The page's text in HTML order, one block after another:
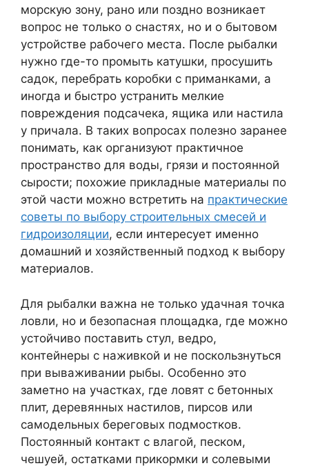
морскую зону, рано или поздно возникает
вопрос не только о снастях, но и о бытовом
устройстве рабочего места. После рыбалки
нужно где-то промыть катушки, просушить
садок, перебрать коробки с приманками, а
иногда и быстро устранить мелкие
повреждения подсачека, ящика или настила
у причала. В таких вопросах полезно заранее
понимать, как организуют практичное
пространство для воды, грязи и постоянной
сырости; похожие прикладные материалы по
этой части можно встретить на практические
советы по выбору строительных смесей и
гидроизоляции, если интересует именно
домашний и хозяйственный подход к выбору
материалов.
Для рыбалки важна не только удачная точка
ловли, но и безопасная площадка, где можно
устойчиво поставить стул, ведро,
контейнеры с наживкой и не поскользнуться
при вываживании рыбы. Особенно это
заметно на участках, где ловят с бетонных
плит, деревянных настилов, пирсов или
самодельных береговых подмостков.
Постоянный контакт с влагой, песком,
чешуей, остатками прикормки и солевыми